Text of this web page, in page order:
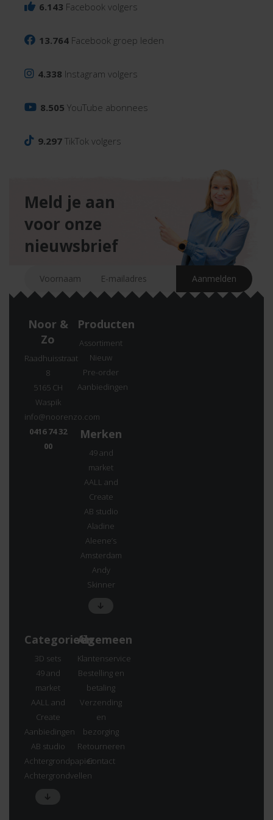
6.143 Facebook volgers
13.764 Facebook groep leden
4.338 Instagram volgers
8.505 YouTube abonnees
9.297 TikTok volgers
Meld je aan
voor onze
nieuwsbrief
Noor &
Zo
Raadhuisstraat
8
5165 CH
Waspik
info@noorenzo.com
0416 74 32
00
Producten
Assortiment
Nieuw
Pre-order
Aanbiedingen
Merken
49 and
market
AALL and
Create
AB studio
Aladine
Aleene’s
Amsterdam
Andy
Skinner
Categorieën
3D sets
49 and
market
AALL and
Create
Aanbiedingen
AB studio
Achtergrondpapier
Achtergrondvellen
Algemeen
Klantenservice
Bestelling en
betaling
Verzending
en
bezorging
Retourneren
Contact